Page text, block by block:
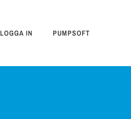
LOGGA IN PUMPSOFT